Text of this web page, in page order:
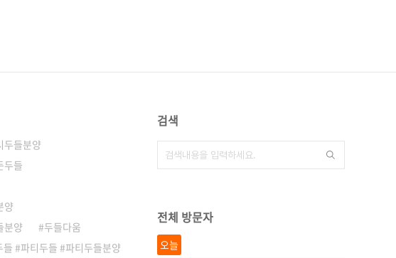
두들분양
두들
양
분양
두들다움
#파티두들 #파티두들분양
검색
전체 방문자
오늘